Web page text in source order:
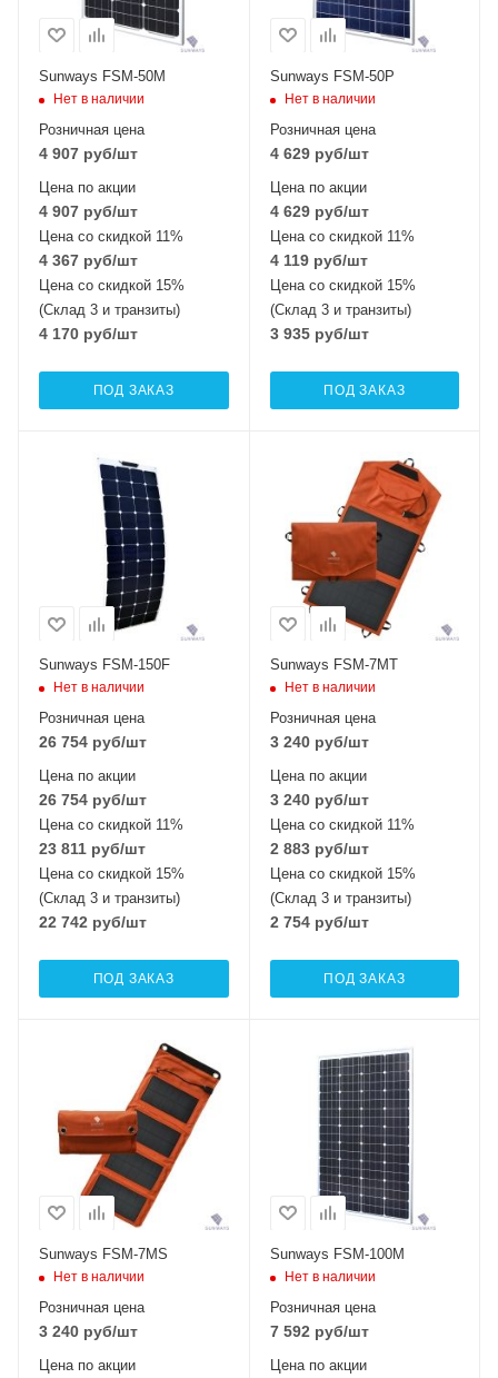
Sunways FSM-50M
Нет в наличии
Розничная цена
4 907 руб/шт
Цена по акции
4 907 руб/шт
Цена со скидкой 11%
4 367 руб/шт
Цена со скидкой 15%
(Склад 3 и транзиты)
4 170 руб/шт
ПОД ЗАКАЗ
Sunways FSM-50P
Нет в наличии
Розничная цена
4 629руб/шт
Цена по акции
4 629руб/шт
Цена со скидкой 11%
4 119руб/шт
Цена со скидкой 15%
(Склад 3 и транзиты)
3 935руб/шт
ПОД ЗАКАЗ
Тип элемента
монокристаллический
Sunways FSM-150F
Нет в наличии
Розничная цена
26 754 руб/шт
Цена по акции
26 754 руб/шт
Цена со скидкой 11%
23 811 руб/шт
Цена со скидкой 15%
(Склад 3 и транзиты)
22 742 руб/шт
ПОД ЗАКАЗ
монокристаллический
Sunways FSM-7MT
Нет в наличии
Розничная цена
3 240руб/шт
Цена по акции
3 240руб/шт
Цена со скидкой 11%
2 883руб/шт
Цена со скидкой 15%
(Склад 3 и транзиты)
2 754руб/шт
ПОД ЗАКАЗ
монокристаллический
Sunways FSM-7MS
Нет в наличии
Розничная цена
3 240 руб/шт
Цена по акции
монокристаллический
Sunways FSM-100M
Нет в наличии
Розничная цена
7 592 руб/шт
Цена по акции